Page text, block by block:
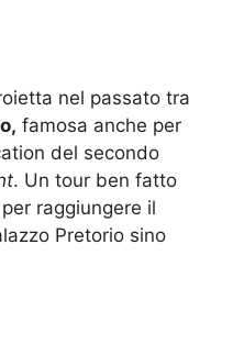
nel passato tra
famosa anche per
del secondo
. Un tour ben fatto
raggiungere il
Pretorio sino